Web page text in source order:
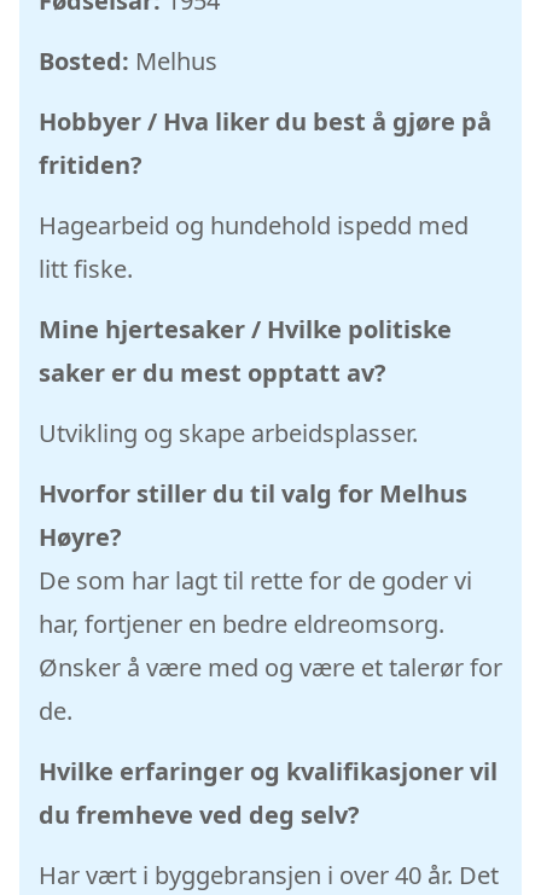
Bosted: Melhus
Hobbyer / Hva liker du best å gjøre på
fritiden?
Hagearbeid og hundehold ispedd med
litt fiske.
Mine hjertesaker / Hvilke politiske
saker er du mest opptatt av?
Utvikling og skape arbeidsplasser.
Hvorfor stiller du til valg for Melhus
Høyre?
De som har lagt til rette for de goder vi
har, fortjener en bedre eldreomsorg.
Ønsker å være med og være et talerør for
de.
Hvilke erfaringer og kvalifikasjoner vil
du fremheve ved deg selv?
Har vært i byggebransjen i over 40 år. Det